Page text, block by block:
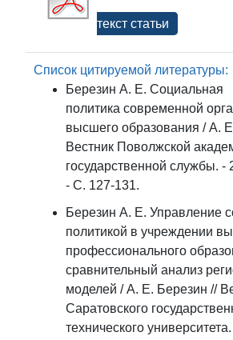
текст статьи
Список цитируемой литературы:
Березин А. Е. Социальная
политика современной
высшего образования / А.
Вестник Поволжской
государственной службы.
- С. 127-131.
Березин А. Е. Управление
политикой в учреждении
профессионального
сравнительный анализ
моделей / А. Е. Березин //
Саратовского
технического